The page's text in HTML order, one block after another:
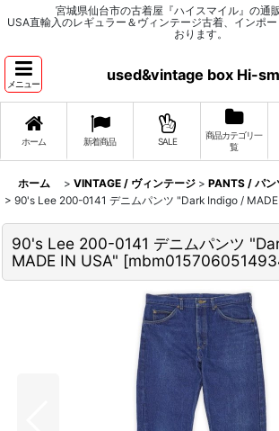
宮城県仙台市の古着屋『ハイスマイル』の通
USA直輸入のレギュラー＆ヴィンテージ古着、インポ
おります。
メニュー
used&vintage box Hi-
ホーム 新着商品 SALE
商品カテゴリ一
覧
ホーム > VINTAGE / ヴィンテージ > PANTS / パン
> 90's Lee 200-0141 デニムパンツ "Dark Indigo / MADE
90's Lee 200-0141 デニムパンツ
MADE IN USA" [